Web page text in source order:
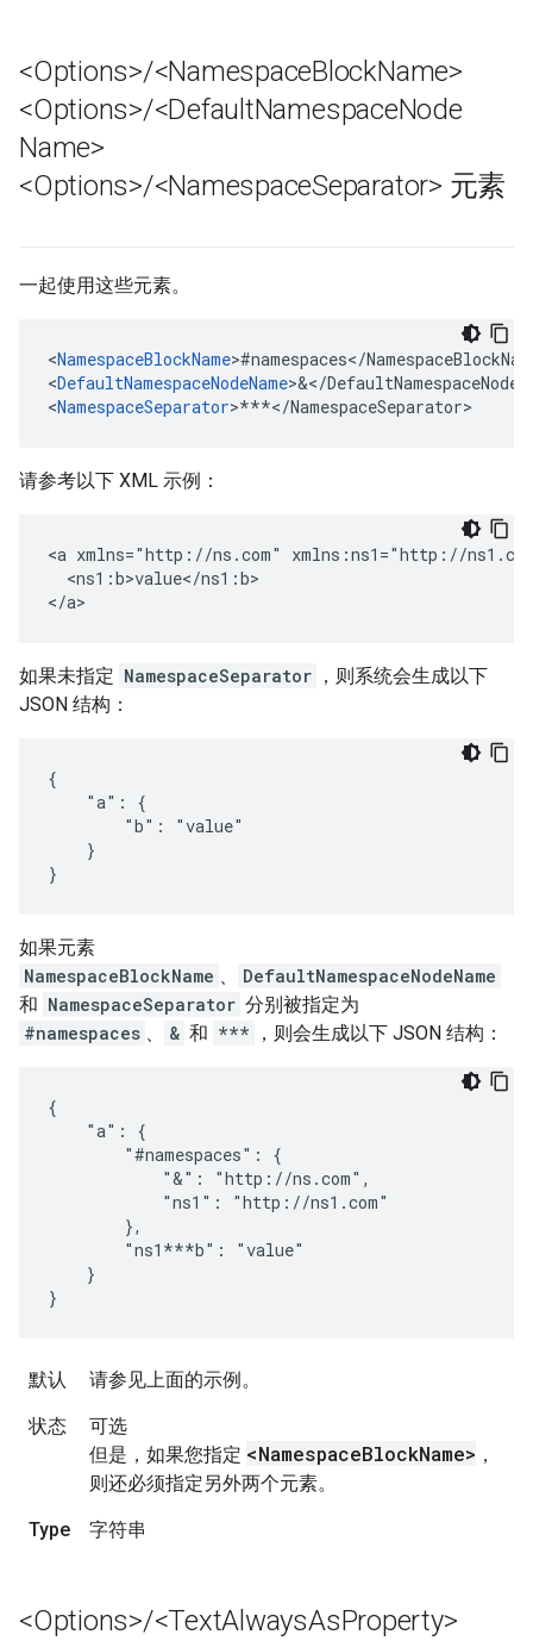
<Options>/<NamespaceBlockName>
<Options>/<DefaultNamespaceNode
Name>
<Options>/<NamespaceSeparator> 元素
一起使用这些元素。
<NamespaceBlockName>#namespaces</
<DefaultNamespaceNodeName>&</
<NamespaceSeparator>***</NamespaceSeparator>
请参考以下 XML 示例：
<a xmlns="http://ns.com" xmlns:ns1="http://
  <ns1:b>value</ns1:b>
</a>
如果未指定 NamespaceSeparator ，则系统会生成以下
JSON 结构：
{
    "a": {
        "b": "value"
    }
}
如果元素
NamespaceBlockName 、
DefaultNamespaceNodeName
和 NamespaceSeparator 分别被指定为
#namespaces 、 & 和 *** ，则会生成以下 JSON 结构：
{
    "a": {
        "#namespaces": {
            "&": "http://ns.com",
            "ns1": "http://ns1.com"
        },
        "ns1***b": "value"
    }
}
默认 请参见上面的示例。
状态
可选
但是，如果您指定 <NamespaceBlockName> ，
则还必须指定另外两个元素。
Type 字符串
<Options>/<TextAlwaysAsProperty>